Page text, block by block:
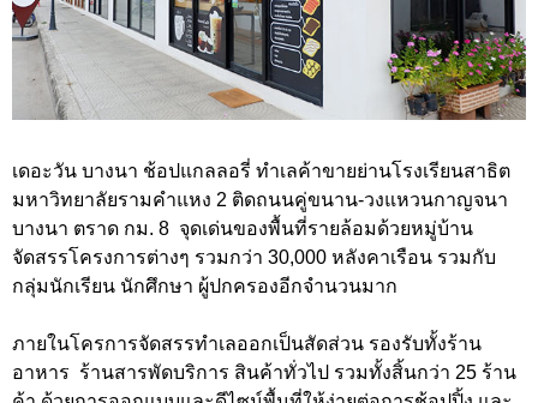
เดอะวัน บางนา ช้อปแกลลอรี่ ทำเลค้าขายย่านโรงเรียนสาธิต
มหาวิทยาลัยรามคำแหง 2 ติดถนนคู่ขนาน-วงแหวนกาญจนา
บางนา ตราด กม. 8 จุดเด่นของพื้นที่รายล้อมด้วยหมู่บ้าน
จัดสรรโครงการต่างๆ รวมกว่า 30,000 หลังคาเรือน รวมกับ
กลุ่มนักเรียน นักศึกษา ผู้ปกครองอีกจำนวนมาก
ภายในโครการจัดสรรทำเลออกเป็นสัดส่วน รองรับทั้งร้าน
อาหาร ร้านสารพัดบริการ สินค้าทั่วไป รวมทั้งสิ้นกว่า 25 ร้าน